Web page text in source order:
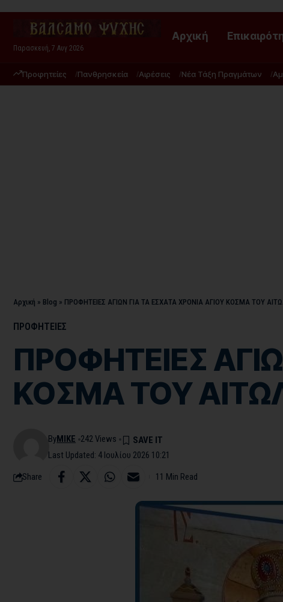
Παρασκευή, 7 Αυγ 2026
Αρχική
Προφητείες Πανθρησκεία Αιρέσεις Νέα Τάξη Πραγμάτων
Αρχική » Blog » ΠΡΟΦΗΤΕΙΕΣ ΑΓΙΩΝ ΓΙΑ ΤΑ ΕΣΧΑΤΑ ΧΡΟΝΙΑ ΑΓΙΟΥ ΚΟΣΜΑ ΤΟΥ
ΠΡΟΦΗΤΕΙΕΣ
ΠΡΟΦΗΤΕΙΕΣ
ΚΟΣΜΑ ΤΟΥ
Last Updated: 4 Ιουλίου 2026 10:21
ByMIKE 242 Views
Share 11 Min Read